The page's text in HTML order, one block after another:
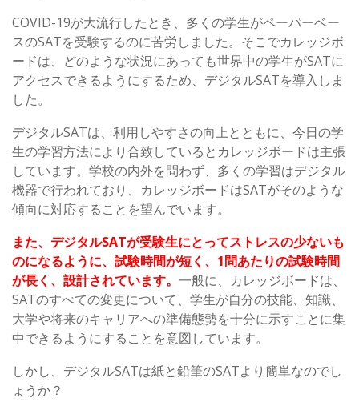
COVID-19が大流行したとき、多くの学生がペーパーベー
スのSATを受験するのに苦労しました。そこでカレッジボ
ードは、どのような状況にあっても世界中の学生がSATに
アクセスできるようにするため、デジタルSATを導入しま
した。
デジタルSATは、利用しやすさの向上とともに、今日の学
生の学習方法により合致しているとカレッジボードは主張
しています。学校の内外を問わず、多くの学習はデジタル
機器で行われており、カレッジボードはSATがそのような
傾向に対応することを望んでいます。
また、デジタルSATが受験生にとってストレスの少ないも
のになるように、試験時間が短く、1問あたりの試験時間
が長く、設計されています。 一般に、カレッジボードは、
SATのすべての変更について、学生が自分の技能、知識、
大学や将来のキャリアへの準備態勢を十分に示すことに集
中できるようにすることを意図しています。
しかし、デジタルSATは紙と鉛筆のSATより簡単なのでし
ょうか？